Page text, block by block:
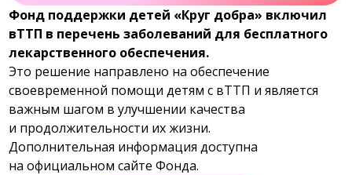
Фонд поддержки детей «Круг добра» включил
вТТП в перечень заболеваний для бесплатного
лекарственного обеспечения.
Это решение направлено на обеспечение
своевременной помощи детям с вТТП и является
важным шагом в улучшении качества
и продолжительности их жизни.
Дополнительная информация доступна
на официальном сайте Фонда.